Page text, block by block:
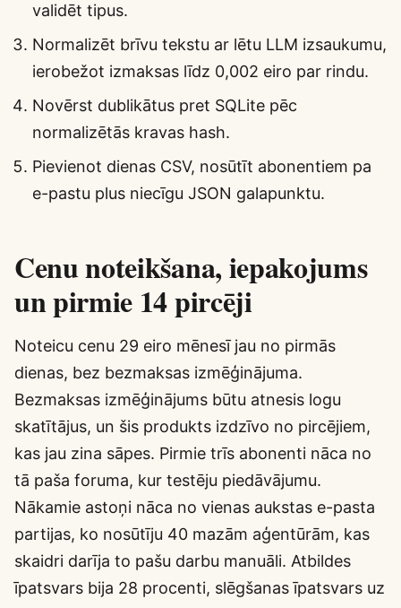
validēt tipus.
Normalizēt brīvu tekstu ar lētu LLM izsaukumu,
ierobežot izmaksas līdz 0,002 eiro par rindu.
Novērst dublikātus pret SQLite pēc
normalizētās kravas hash.
Pievienot dienas CSV, nosūtīt abonentiem pa
e-pastu plus niecīgu JSON galapunktu.
Cenu noteikšana, iepakojums
un pirmie 14 pircēji
Noteicu cenu 29 eiro mēnesī jau no pirmās
dienas, bez bezmaksas izmēģinājuma.
Bezmaksas izmēģinājums būtu atnesis logu
skatītājus, un šis produkts izdzīvo no pircējiem,
kas jau zina sāpes. Pirmie trīs abonenti nāca no
tā paša foruma, kur testēju piedāvājumu.
Nākamie astoņi nāca no vienas aukstas e-pasta
partijas, ko nosūtīju 40 mazām aģentūrām, kas
skaidri darīja to pašu darbu manuāli. Atbildes
īpatsvars bija 28 procenti, slēgšanas īpatsvars uz